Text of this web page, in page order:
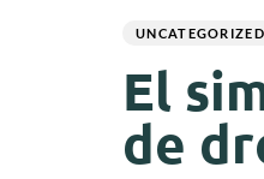
El
de